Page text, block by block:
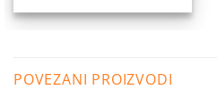
POVEZANI PROIZVODI